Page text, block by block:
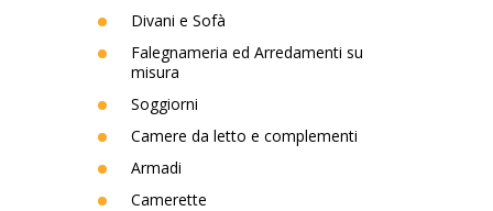
Divani e Sofà
Falegnameria ed Arredamenti su
misura
Soggiorni
Camere da letto e complementi
Armadi
Camerette